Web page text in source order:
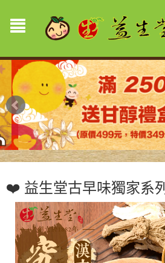
❤️ 益生堂古早味獨家系列